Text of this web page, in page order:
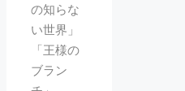
の知らな
い世界」
「王様の
ブラン